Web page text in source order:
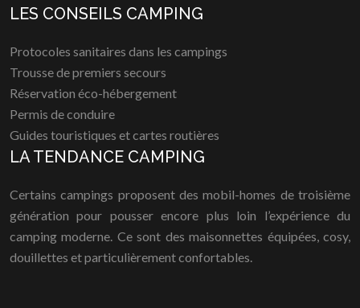
LES CONSEILS CAMPING
Protocoles sanitaires dans les campings
Trousse de premiers secours
Réservation éco-hébergement
Permis de conduire
Guides touristiques et cartes routières
LA TENDANCE CAMPING
Certains campings proposent des mobil-homes de troisième
génération pour pousser encore plus loin l’expérience du
camping moderne. Ce sont des maisonnettes équipées, cosy,
douillettes et particulièrement confortables.